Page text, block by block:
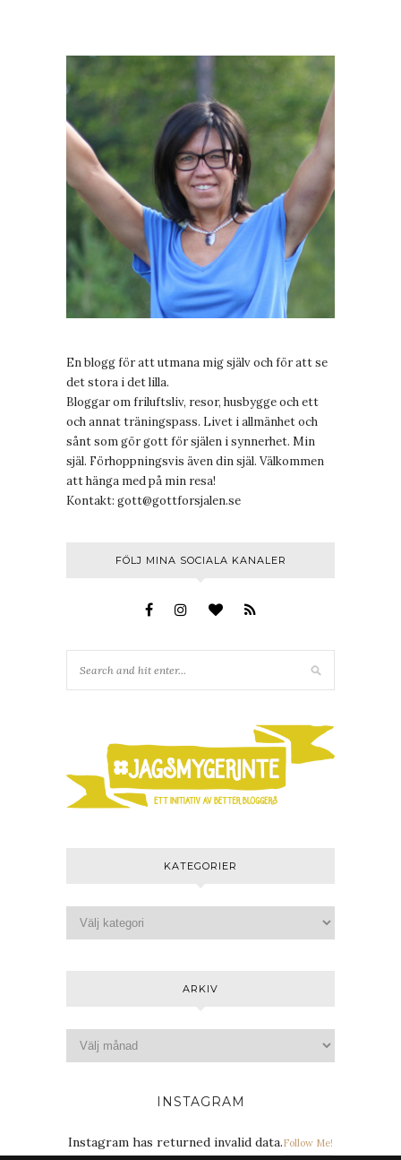
En blogg för att utmana mig själv och för att se
det stora i det lilla.
Bloggar om friluftsliv, resor, husbygge och ett
och annat träningspass. Livet i allmänhet och
sånt som gör gott för själen i synnerhet. Min
själ. Förhoppningsvis även din själ. Välkommen
att hänga med på min resa!
Kontakt: gott@gottforsjalen.se
FÖLJ MINA SOCIALA KANALER
KATEGORIER
ARKIV
INSTAGRAM
Instagram has returned invalid data.Follow Me!